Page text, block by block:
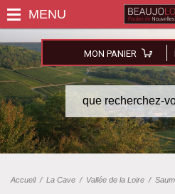
MON PANIER
Accueil/ La Cave / Vallée de la Loire /